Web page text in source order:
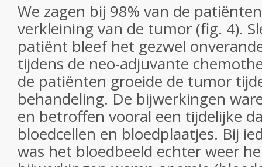
We zagen bij 98% van de
verkleining van de tumor (fig. 4).
patiënt bleef het gezwel
tijdens de neo-adjuvante
de patiënten groeide de tumor
behandeling. De bijwerkingen
en betroffen vooral een tijdelijke
bloedcellen en bloedplaatjes. Bij
was het bloedbeeld echter weer